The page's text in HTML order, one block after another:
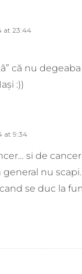
at 23:44
că nu
:))
at 9:34
si de
nu scapi.
se duc la